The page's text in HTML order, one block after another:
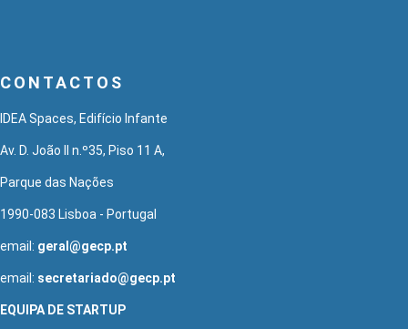
CONTACTOS
IDEA Spaces, Edifício Infante
Av. D. João II n.º35, Piso 11 A,
Parque das Nações
1990-083 Lisboa - Portugal
email: geral@gecp.pt
email: secretariado@gecp.pt
EQUIPA DE STARTUP